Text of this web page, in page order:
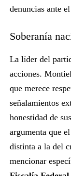
denuncias ante
Soberanía
La líder del
acciones.
que merece
señalamientos
honestidad de
argumenta que
distinta a la del
mencionar